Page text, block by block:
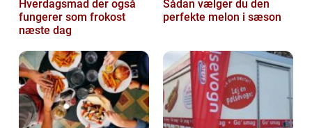
Hverdagsmad der også
fungerer som frokost
næste dag
Sådan vælger du den
perfekte melon i sæson